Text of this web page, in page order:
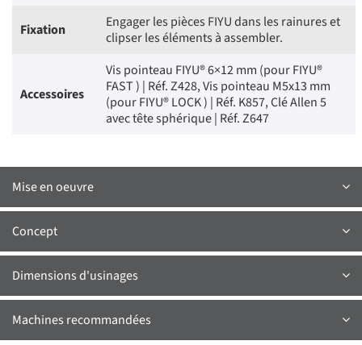
Fixation
Engager les pièces FIYU dans les rainures et
clipser les éléments à assembler.
Accessoires
Vis pointeau FIYU® 6×12 mm (pour FIYU®
FAST ) | Réf. Z428, Vis pointeau M5x13 mm
(pour FIYU® LOCK ) | Réf. K857, Clé Allen 5
avec tête sphérique | Réf. Z647
Mise en oeuvre
Concept
Dimensions d'usinages
Machines recommandées